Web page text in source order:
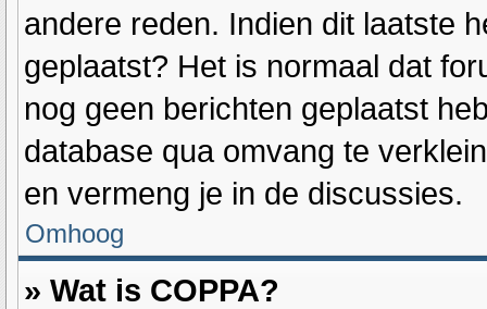
andere reden. Indien dit laatste
geplaatst? Het is normaal dat
nog geen berichten geplaatst
database qua omvang te
en vermeng je in de discussies.
Omhoog
» Wat is COPPA?